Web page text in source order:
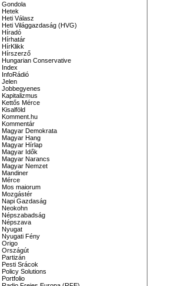
Gondola
Hetek
Heti Válasz
Heti Világgazdaság (HVG)
Híradó
Hírhatár
HírKlikk
Hírszerző
Hungarian Conservative
Index
InfoRádió
Jelen
Jobbegyenes
Kapitalizmus
Kettős Mérce
Kisalföld
Komment.hu
Kommentár
Magyar Demokrata
Magyar Hang
Magyar Hírlap
Magyar Idők
Magyar Narancs
Magyar Nemzet
Mandiner
Mérce
Mos maiorum
Mozgástér
Napi Gazdaság
Neokohn
Népszabadság
Népszava
Nyugat
Nyugati Fény
Origo
Országút
Partizán
Pesti Srácok
Policy Solutions
Portfolio